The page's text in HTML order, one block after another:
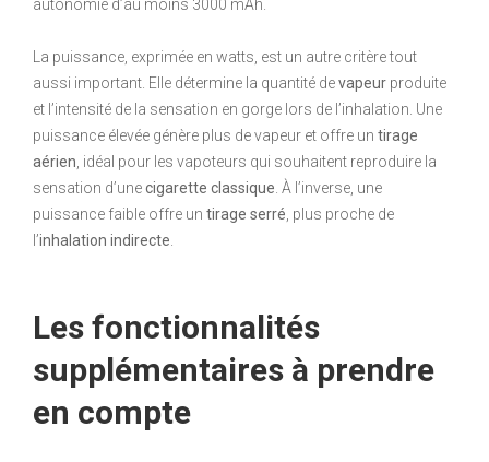
autonomie d’au moins 3000 mAh.
La puissance, exprimée en watts, est un autre critère tout
aussi important. Elle détermine la quantité devapeur produite
et l’intensité de la sensation en gorge lors de l’inhalation. Une
puissance élevée génère plus de vapeur et offre un tirage
aérien , idéal pour les vapoteurs qui souhaitent reproduire la
sensation d’unecigarette classique . À l’inverse, une
puissance faible offre un tirage serré , plus proche de
l’inhalation indirecte
Les fonctionnalités
supplémentaires à prendre
en compte